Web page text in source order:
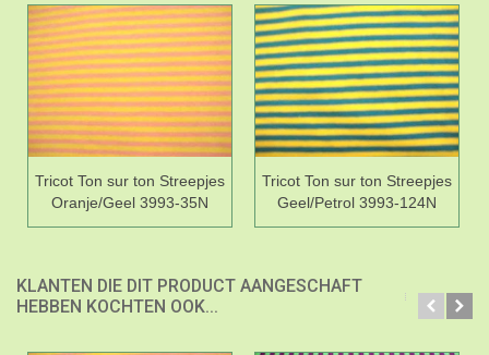
Tricot Ton sur ton Streepjes
Oranje/Geel 3993-35N
Tricot Ton sur ton Streepjes
Geel/Petrol 3993-124N
KLANTEN DIE DIT PRODUCT AANGESCHAFT
HEBBEN KOCHTEN OOK...